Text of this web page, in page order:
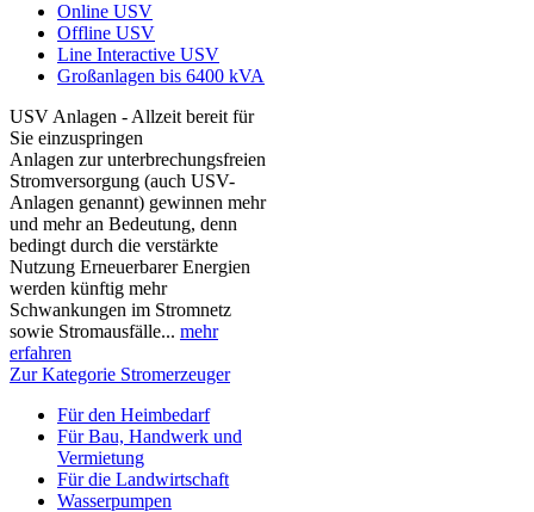
Online USV
Offline USV
Line Interactive USV
Großanlagen bis 6400 kVA
USV Anlagen - Allzeit bereit für
Sie einzuspringen
Anlagen zur unterbrechungsfreien
Stromversorgung (auch USV-
Anlagen genannt) gewinnen mehr
und mehr an Bedeutung, denn
bedingt durch die verstärkte
Nutzung Erneuerbarer Energien
werden künftig mehr
Schwankungen im Stromnetz
sowie Stromausfälle... mehr
erfahren
Zur Kategorie Stromerzeuger
Für den Heimbedarf
Für Bau, Handwerk und
Vermietung
Für die Landwirtschaft
Wasserpumpen